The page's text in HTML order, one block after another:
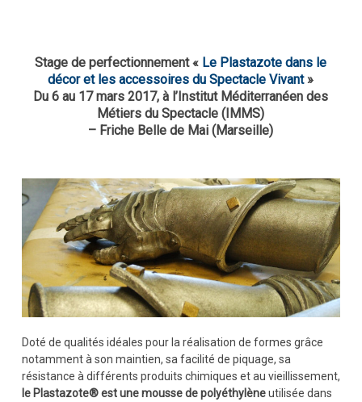
Stage de perfectionnement « Le Plastazote dans le
décor et les accessoires du Spectacle Vivant»
Du 6 au 17 mars 2017, à l’Institut Méditerranéen des
Métiers du Spectacle (IMMS)
– Friche Belle de Mai (Marseille)
Doté de qualités idéales pour la réalisation de formes grâce
notamment à son maintien, sa facilité de piquage, sa
résistance à différents produits chimiques et au vieillissement,
le Plastazote® est une mousse de polyéthylèneutilisée dans